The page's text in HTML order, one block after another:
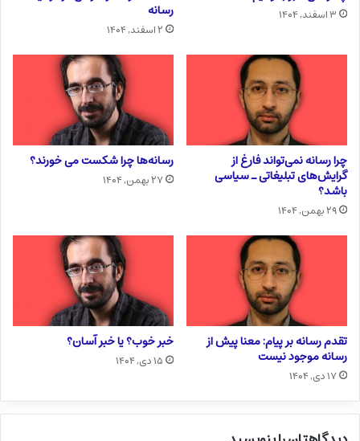
۳ اسفند, ۱۴۰۴ رسانه
۲ اسفند, ۱۴۰۴
چرا رسانه نمی‌تواند فارغ از
گرایش‌های تبلیغاتی ـ سیاسی
باشد؟
۲۹ بهمن, ۱۴۰۴
رسانه‌ها چرا شکست می خورند؟
۲۷ بهمن, ۱۴۰۴
تقدم رسانه بر پیام: معنا پیش از
رسانه موجود نیست
۱۷ دی, ۱۴۰۴
خبر خوب؟ یا خبر آسان؟
۱۵ دی, ۱۴۰۴